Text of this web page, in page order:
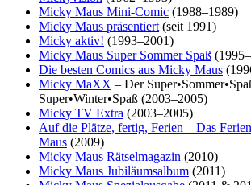
Micky Maus Mini-Comic (1988–1989)
Micky Maus präsentiert (seit 1991)
Micky aktiv! (1993–2001)
Micky Maus Super Sommer Spaß
Die besten Comics aus Micky Maus
Micky MaXX – Der
Super•Winter•Spaß (2003–2005)
Micky TV Extra (2003–2005)
Auf die Plätze, fertig, Ferien – Das
Maus (2009)
Micky Maus Rätselmagazin (2010)
Micky Maus Jubiläumsalbum (2011)